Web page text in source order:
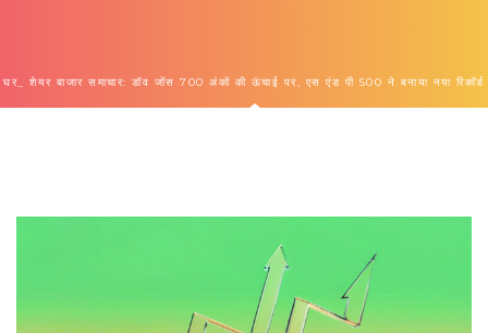
घर शेयर बाजार समाचार: डॉव जोंस 700 अंकों की ऊंचाई पर, एस एंड पी 500 ने बनाया नया रिकॉर्ड